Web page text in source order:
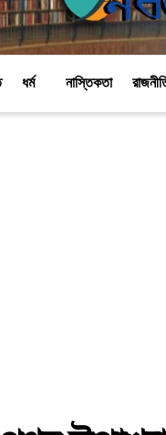
ধর্ম নাস্তিকতা